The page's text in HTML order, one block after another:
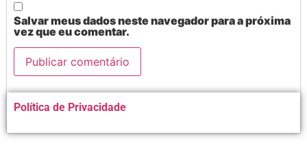
Salvar meus dados neste navegador para a próxima
vez que eu comentar.
Alternative:
Política de Privacidade